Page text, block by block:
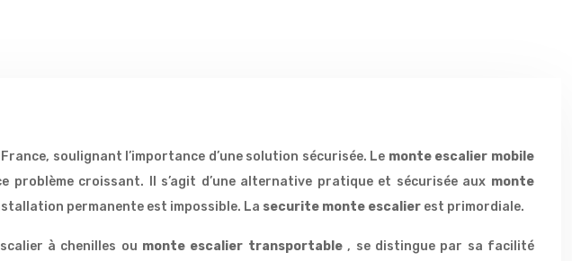
soulignant l’importance d’une solution sécurisée. Le monte escalier mobile
croissant. Il s’agit d’une alternative pratique et sécurisée aux monte
permanente est impossible. La securite monte escalier est primordiale.
à chenilles ou monte escalier transportable, se distingue par sa facilité